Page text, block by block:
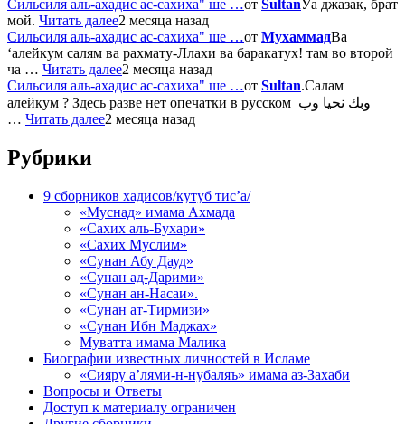
Сильсиля аль-ахадис ас-сахиха" ше …от SultanУа джазак, брат
мой. Читать далее2 месяца назад
Сильсиля аль-ахадис ас-сахиха" ше …от МухаммадВа
‘алейкум салям ва рахмату-Ллахи ва баракатух! там во второй
ча … Читать далее2 месяца назад
Сильсиля аль-ахадис ас-сахиха" ше …от Sultan.Салам
алейкум ? Здесь разве нет опечатки в русском وبك نحيا وب
… Читать далее2 месяца назад
Рубрики
9 сборников хадисов/кутуб тис’а/
«Муснад» имама Ахмада
«Сахих аль-Бухари»
«Сахих Муслим»
«Сунан Абу Дауд»
«Сунан ад-Дарими»
«Сунан ан-Насаи».
«Сунан ат-Тирмизи»
«Сунан Ибн Маджах»
Муватта имама Малика
Биографии известных личностей в Исламе
«Сияру а’лями-н-нубаляъ» имама аз-Захаби
Вопросы и Ответы
Доступ к материалу ограничен